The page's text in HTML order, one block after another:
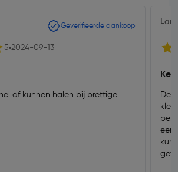
Geverifieerde aankoop
5 2024-09-13
af kunnen halen bij prettige
een